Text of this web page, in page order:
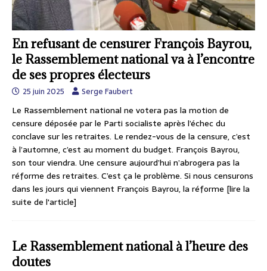
En refusant de censurer François Bayrou,
le Rassemblement national va à l’encontre
de ses propres électeurs
25 juin 2025 Serge Faubert
Le Rassemblement national ne votera pas la motion de
censure déposée par le Parti socialiste après l’échec du
conclave sur les retraites. Le rendez-vous de la censure, c’est
à l’automne, c’est au moment du budget. François Bayrou,
son tour viendra. Une censure aujourd’hui n’abrogera pas la
réforme des retraites. C’est ça le problème. Si nous censurons
dans les jours qui viennent François Bayrou, la réforme [lire la
suite de l'article]
Le Rassemblement national à l’heure des
doutes